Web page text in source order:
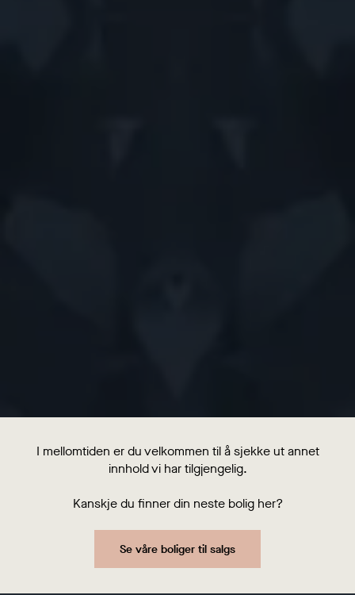
I mellomtiden er du velkommen til å sjekke ut annet
innhold vi har tilgjengelig.
Kanskje du finner din neste bolig her?
Se våre boliger til salgs